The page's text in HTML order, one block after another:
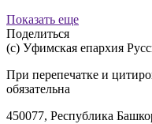
Показать еще
Поделиться
(с) Уфимская епархия
При перепечатке и
обязательна
450077, Республика